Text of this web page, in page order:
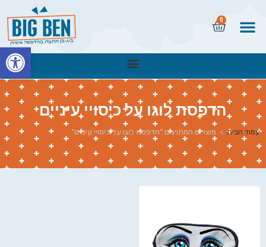
0
הדפסת לוגו על כיסויי עיניים
עמוד הבית > מוצרים המתויגים “הדפסת לוגו על כיסויי עיניים”